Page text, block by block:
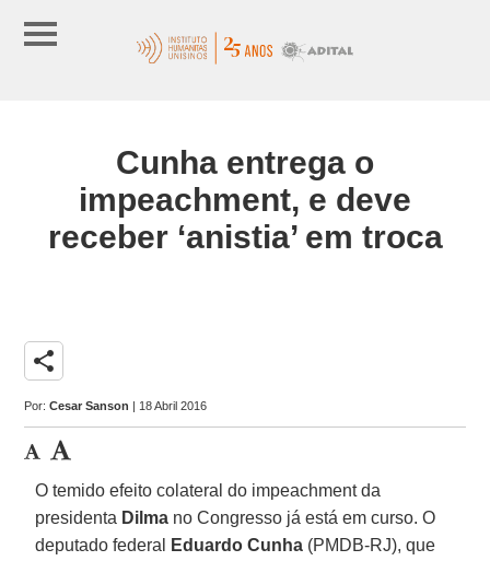
Cunha entrega o
impeachment, e deve
receber ‘anistia’ em troca
share
Por:Cesar Sanson | 18 Abril 2016
O temido efeito colateral do impeachment da
presidenta Dilma no Congresso já está em curso. O
deputado federal
Eduardo Cunha (PMDB-RJ), que